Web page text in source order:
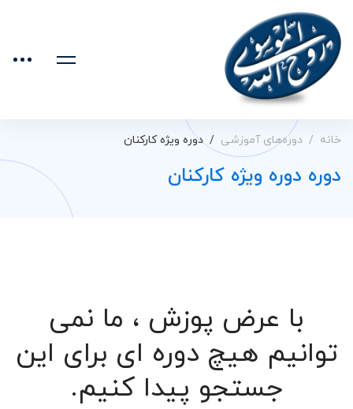
خانه دوره‌های آموزشی دوره ویژه کارکنان
دوره دوره ویژه کارکنان
با عرض پوزش ، ما نمی
توانیم هیچ دوره ای برای این
جستجو پیدا کنیم.